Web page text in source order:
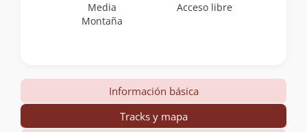
Media
Montaña
Acceso libre
Información básica
Tracks y mapa